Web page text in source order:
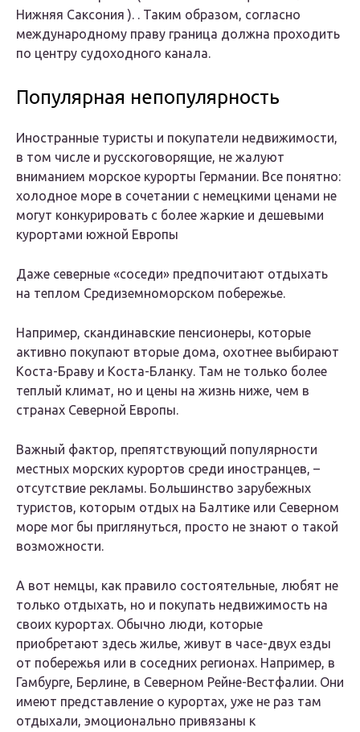
Нижняя Саксония ). . Таким образом, согласно
международному праву граница должна проходить
по центру судоходного канала.
Популярная непопулярность
Иностранные туристы и покупатели недвижимости,
в том числе и русскоговорящие, не жалуют
вниманием морское курорты Германии. Все понятно:
холодное море в сочетании с немецкими ценами не
могут конкурировать с более жаркие и дешевыми
курортами южной Европы
Даже северные «соседи» предпочитают отдыхать
на теплом Средиземноморском побережье.
Например, скандинавские пенсионеры, которые
активно покупают вторые дома, охотнее выбирают
Коста-Браву и Коста-Бланку. Там не только более
теплый климат, но и цены на жизнь ниже, чем в
странах Северной Европы.
Важный фактор, препятствующий популярности
местных морских курортов среди иностранцев, –
отсутствие рекламы. Большинство зарубежных
туристов, которым отдых на Балтике или Северном
море мог бы приглянуться, просто не знают о такой
возможности.
А вот немцы, как правило состоятельные, любят не
только отдыхать, но и покупать недвижимость на
своих курортах. Обычно люди, которые
приобретают здесь жилье, живут в часе-двух езды
от побережья или в соседних регионах. Например, в
Гамбурге, Берлине, в Северном Рейне-Вестфалии. Они
имеют представление о курортах, уже не раз там
отдыхали, эмоционально привязаны к